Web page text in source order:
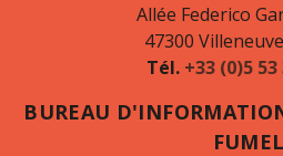
Allée Federico
47300
Tél. +33 (0)5 53
BUREAU
FUMEL